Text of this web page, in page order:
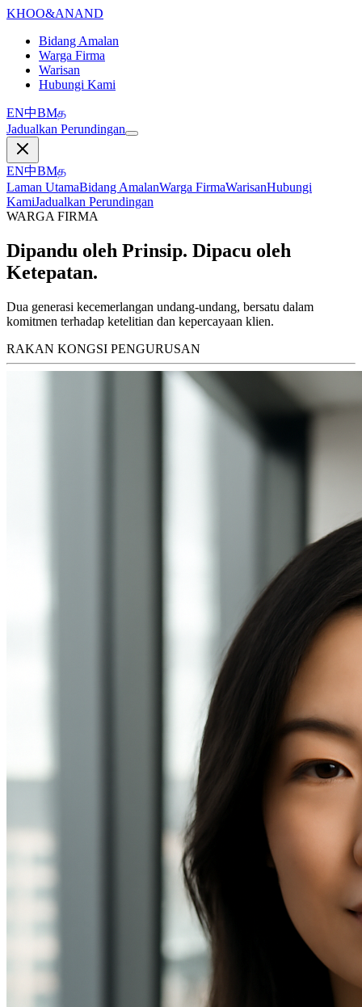
KHOO&ANAND
Bidang Amalan
Warga Firma
Warisan
Hubungi Kami
EN中BMத
Jadualkan Perundingan
EN中BMத
Laman UtamaBidang AmalanWarga FirmaWarisanHubungi
KamiJadualkan Perundingan
WARGA FIRMA
Dipandu oleh Prinsip. Dipacu oleh
Ketepatan.
Dua generasi kecemerlangan undang-undang, bersatu dalam
komitmen terhadap ketelitian dan kepercayaan klien.
RAKAN KONGSI PENGURUSAN